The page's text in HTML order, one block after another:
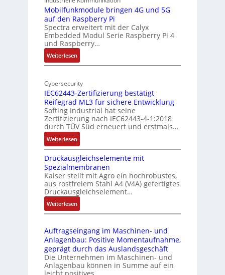
I
a
n
d
E
g
e
-
Z
o
l
l
-
I
d
u
t
r
i
e
-
P
C
l
ä
s
s
s
c
h
f
Mobilfunkmodule bringen 4G und 5G
auf den Raspberry Pi
Spectra erweitert mit der Calyx
Embedded Modul Serie Raspberry Pi 4
und Raspberry…
Weiterlesen:
M
b
i
f
u
n
k
m
o
d
u
l
e
b
r
i
n
e
n
Cybersecurity
IEC62443-Zertifizierung bestätigt
Reifegrad ML3 für sichere Entwicklung
Softing Industrial hat seine
Zertifizierung nach IEC62443-4-1:2018
durch TÜV Süd erneuert und erstmals…
Weiterlesen:
I
E
C
6
2
4
4
3
Z
e
r
t
i
Druckausgleichselemente mit
Spezialmembranen
Kaiser stellt mit Agro ein hochrobustes,
aus rostfreiem Stahl A4 (V4A) gefertigtes
Druckausgleichselement…
Weiterlesen:
D
u
c
k
a
u
Auftragseingang im Maschinen- und
Anlagenbau: Positive Momentaufnahme,
geprägt durch das Auslandsgeschäft
Die Unternehmen im Maschinen- und
Anlagenbau können in Summe auf ein